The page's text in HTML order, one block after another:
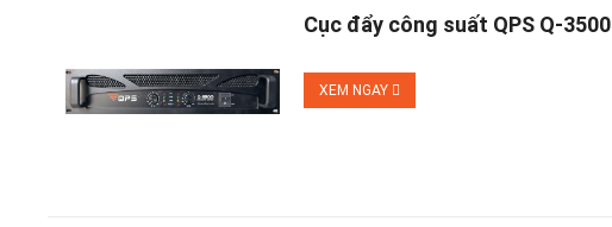
Cục đẩy công suất QPS Q-3500
XEM NGAY